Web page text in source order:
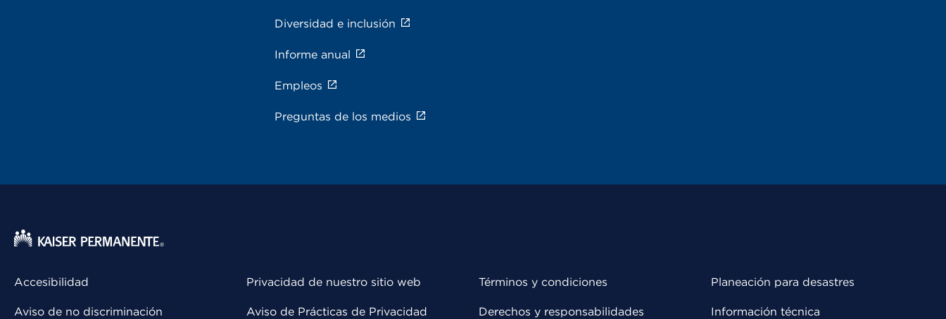
Diversidad e inclusión
Informe anual
Empleos
Preguntas de los medios
Accesibilidad
Aviso de no discriminación
Privacidad de nuestro sitio web
Aviso de Prácticas de Privacidad
Términos y condiciones
Derechos y responsabilidades
Planeación para desastres
Información técnica